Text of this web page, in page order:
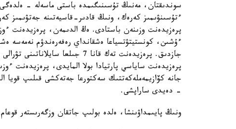
سوندىقتان، مەنىڭ تۇسىنىگىمدە باستى ماسەلە -
ءتۇسىنۋىمىز كەرەك، ونىڭ قادىر-قاسيەتىنە جەتۋىمىز
پرەزيدەنت وزىنەن باستادى. ەڭ الدىمەن، پرەزيدەنت
ءۇشىن، كونستيتۋتسياعا ەشقانداي رەفەرەندۋم نەمەسە
جازدىق. پرەزيدەنت تەك قانا 7
پرەزيدەنت ساياسي پارتيادا بولا المايدى، پرەزيدەنت
جانە كۆازيمەملەكەتتىك سەكتورعا جەتەكشى قىلىپ
- دەيدى ساراپشى.
ونىڭ پايىمداۋىنشا، ەلدە بولىپ جاتقان وزگەرىستەر